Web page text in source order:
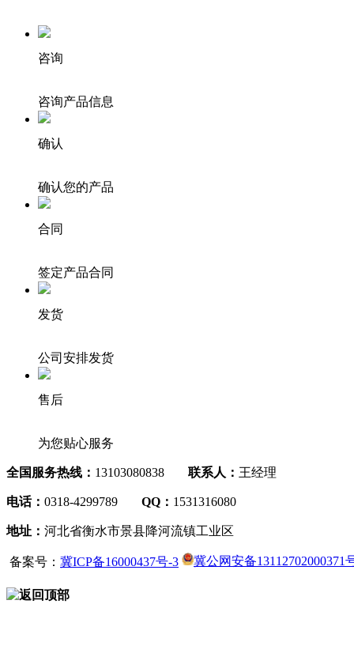
咨询
咨询产品信息
确认
确认您的产品
合同
签定产品合同
发货
公司安排发货
售后
为您贴心服务
全国服务热线： 13103080838 联系人： 王经理
电话： 0318-4299789 QQ： 1531316080
地址： 河北省衡水市景县降河流镇工业区
备案号： 冀ICP备16000437号-3 冀公网安备13112702000371